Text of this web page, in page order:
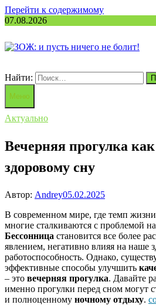
Перейти к содержимому
07.08.2026
Найти:
Меню
Актуально
Вечерняя прогулка
здоровому сну
Автор: Andrey05.02.2025
В современном мире, где темп жизни
многие сталкиваются с проблемой
Бессонница становится все более
явлением, негативно влияя на наше
работоспособность. Однако,
эффективные способы улучшить
– это вечерняя прогулка. Давайте
именно прогулки перед сном могут
и полноценному ночному отдыху.